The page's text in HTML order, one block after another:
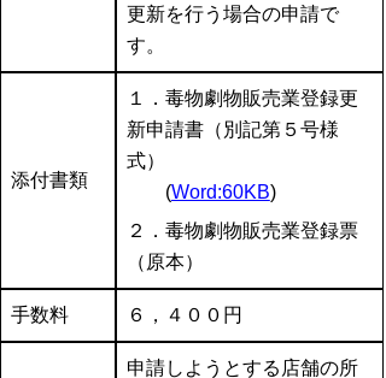
更新を行う場合の申請で
す。
添付書類
１．毒物劇物販売業登録更
新申請書（別記第５号様
式）
(Word:60KB)
２．毒物劇物販売業登録票
（原本）
手数料 ６，４００円
申請しようとする店舗の所